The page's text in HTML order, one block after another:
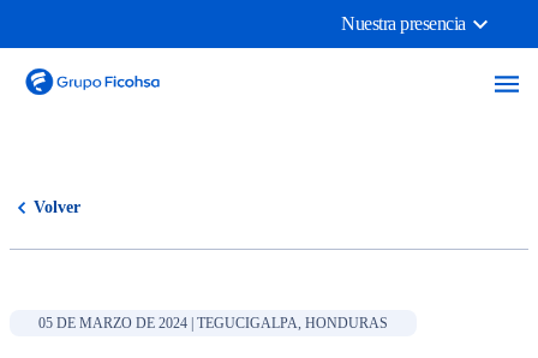
Nuestra presencia
Volver
05 DE MARZO DE 2024 | TEGUCIGALPA, HONDURAS